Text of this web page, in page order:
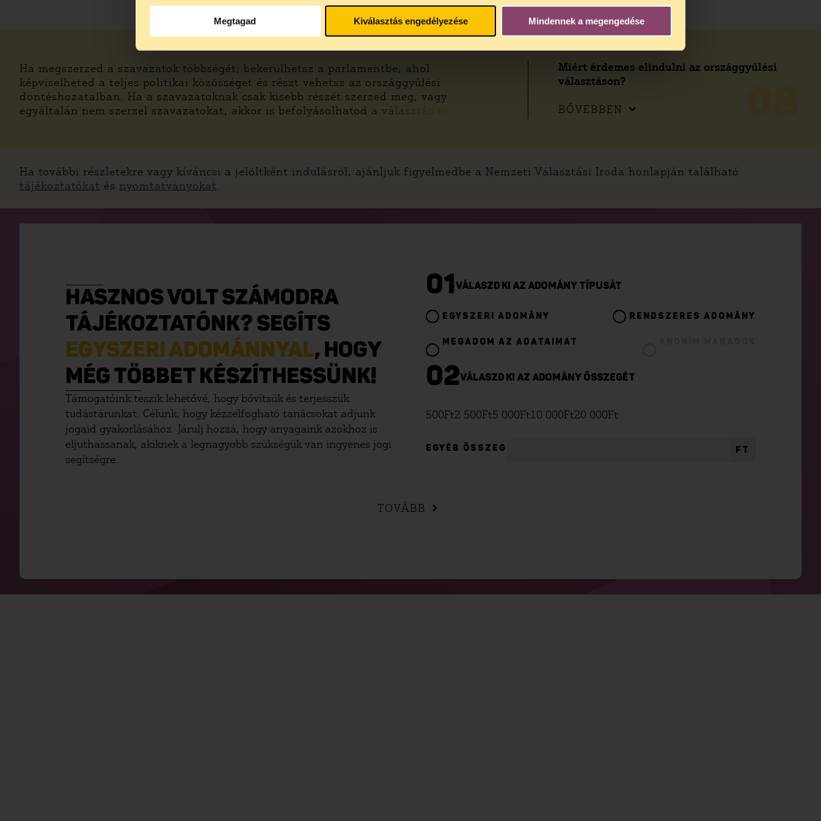
Megtagad Kiválasztás engedélyezése Mindennek a megengedése
Miért érdemes elindulni az országgyűlési
választáson?
BŐVEBBEN
Ha megszerzed a szavazatok többségét, bekerülhetsz a parlamentbe, ahol
képviselheted a teljes politikai közösséget és részt vehetsz az országgyűlési
döntéshozatalban. Ha a szavazatoknak csak kisebb részét szerzed meg, vagy
egyáltalán nem szerzel szavazatokat, akkor is befolyásolhatod a választás ere
Ha további részletekre vagy kíváncsi a jelöltként indulásról, ajánljuk figyelmedbe a Nemzeti Választási Iroda honlapján található
tájékoztatókat és nyomtatványokat.
HASZNOS VOLT SZÁMODRA
TÁJÉKOZTATÓNK? SEGÍTS
EGYSZERI ADOMÁNNYAL, HOGY
MÉG TÖBBET KÉSZÍTHESSÜNK!
Támogatóink teszik lehetővé, hogy bővítsük és terjesszük
tudástárunkat. Célunk, hogy kézzelfogható tanácsokat adjunk
jogaid gyakorlásához. Járulj hozzá, hogy anyagaink azokhoz is
eljuthassanak, akiknek a legnagyobb szükségük van ingyenes jogi
segítségre.
01 VÁLASZD KI AZ ADOMÁNY TÍPUSÁT
EGYSZERI ADOMÁNY RENDSZERES ADOMÁNY
MEGADOM AZ ADATAIMAT
02VÁLASZD KI AZ ADOMÁNY ÖSSZEGÉT
500Ft2 500Ft5 000Ft10 000Ft20 000Ft
EGYÉB ÖSSZEG FT
TOVÁBB